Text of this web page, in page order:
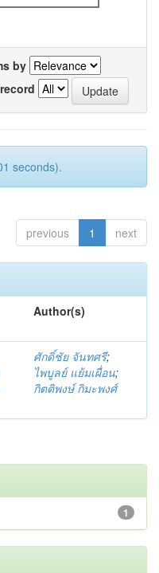
by
seconds).
previous 1 next
Author(s)
ศักดิ์ชัย จันทศรี;
ไพบูลย์ แย้มเผื่อน;
กิตติพงษ์ กิมะพงศ์
1